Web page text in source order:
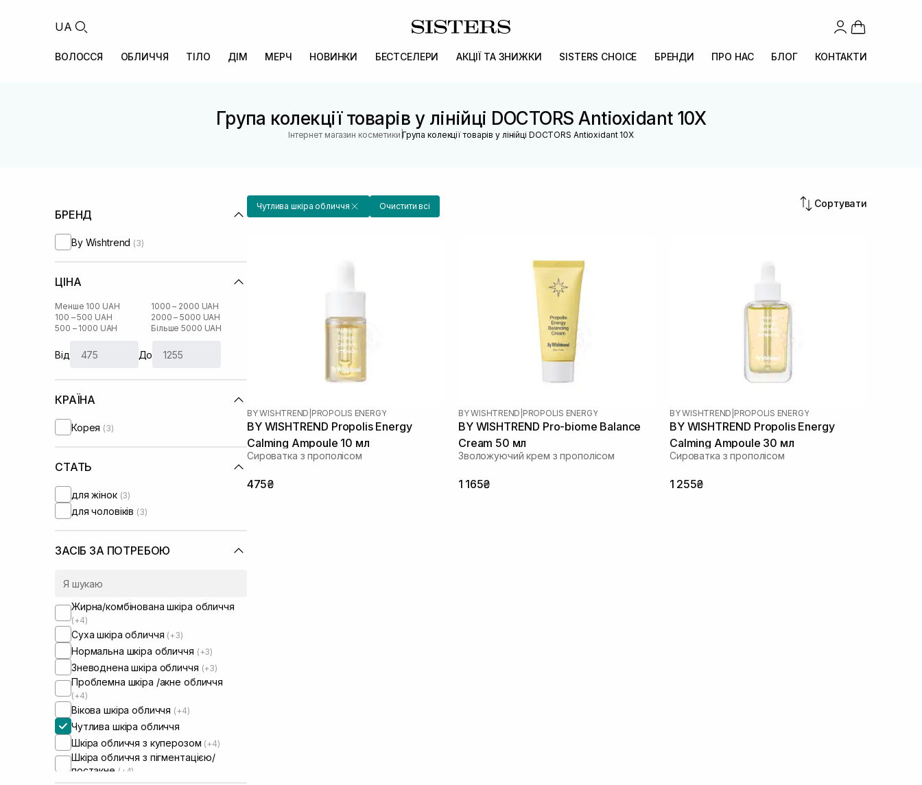
UA
ВОЛОССЯ ОБЛИЧЧЯ ТІЛО ДІМ МЕРЧ НОВИНКИ БЕСТСЕЛЕРИ АКЦІЇ ТА ЗНИЖКИ SISTERS CHOICE БРЕНДИ ПРО НАС БЛОГ КОНТАКТИ
Група колекції товарів у лінійці DOCTORS Antioxidant 10X
Інтернет магазин косметики |Група колекції товарів у лінійці DOCTORS Antioxidant 10X
БРЕНД
By Wishtrend (3)
ЦІНА
Менше 100 UAH
100 – 500 UAH
500 – 1000 UAH
1000 – 2000 UAH
2000 – 5000 UAH
Більше 5000 UAH
Від До
КРАЇНА
Корея (3)
СТАТЬ
для жінок (3)
для чоловіків (3)
ЗАСІБ ЗА ПОТРЕБОЮ
Жирна/комбінована шкіра обличчя
(+4)
Суха шкіра обличчя (+3)
Нормальна шкіра обличчя (+3)
Зневоднена шкіра обличчя (+3)
Проблемна шкіра /акне обличчя
(+4)
Вікова шкіра обличчя (+4)
Чутлива шкіра обличчя
Шкіра обличчя з куперозом (+4)
Шкіра обличчя з пігментацією/
постакне (+4)
Чутлива шкіра обличчя Очистити всі Сортувати
BY WISHTREND PROPOLIS ENERGY
BY WISHTREND Propolis Energy
Calming Ampoule 10 мл
Сироватка з прополісом
475₴
BY WISHTREND PROPOLIS ENERGY
BY WISHTREND Pro-biome Balance
Cream 50 мл
Зволожуючий крем з прополісом
1 165₴
BY WISHTREND PROPOLIS ENERGY
BY WISHTREND Propolis Energy
Calming Ampoule 30 мл
Сироватка з прополісом
1 255₴